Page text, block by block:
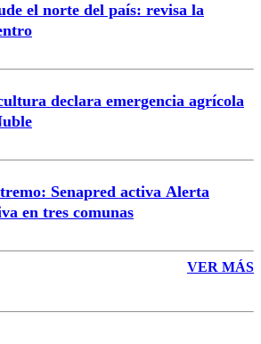
el norte del país: revisa la
declara emergencia agrícola
Senapred activa Alerta
en tres comunas
VER MÁS